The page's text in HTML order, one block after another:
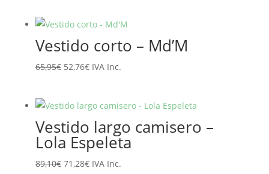
era:
135,95€.
es:
108,76€.
Vestido corto – Md’M
65,95€ El
era:
65,95€.
52,76€El
es:
52,76€.
IVA Inc.
Vestido largo camisero –
Lola Espeleta
89,10€ El
71,28€ElIVA Inc.